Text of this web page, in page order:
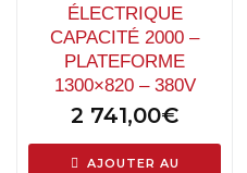
ÉLECTRIQUE
CAPACITÉ 2000 –
PLATEFORME
1300×820 – 380V
2 741,00€
AJOUTER AU